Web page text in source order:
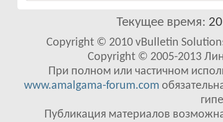
Текущее время:
Copyright © 2010 vBulletin
Copyright © 2005-2013
При полном или частичном
www.amalgama-forum.com
Публикация материалов